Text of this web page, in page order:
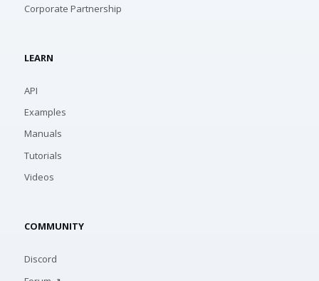
Corporate Partnership
LEARN
API
Examples
Manuals
Tutorials
Videos
COMMUNITY
Discord